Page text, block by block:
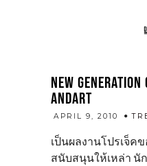
NEW
ANDART
APRIL 9, 2010
เป็นผลงานโปรเจ็ค
สนับสนุนให้เหล่า นั